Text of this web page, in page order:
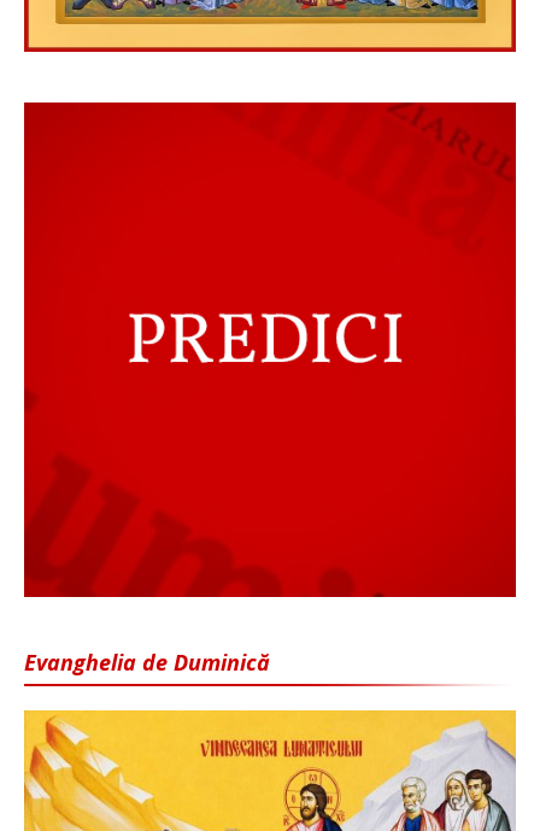
Evanghelia de Duminică